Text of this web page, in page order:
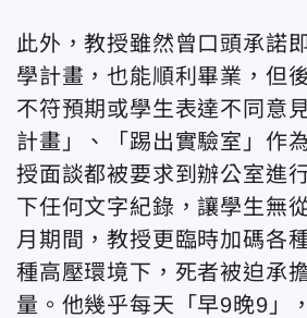
此外，教授雖然曾口頭承諾
學計畫，也能順利畢業，但
不符預期或學生表達不同意
計畫」、「踢出實驗室」作
授面談都被要求到辦公室進
下任何文字紀錄，讓學生無
月期間，教授更臨時加碼各
種高壓環境下，死者被迫承
量。他幾乎每天「早9晚9」